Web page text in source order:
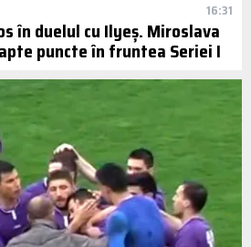
16:31
în duelul cu Ilyeș. Miroslava
puncte în fruntea Seriei I